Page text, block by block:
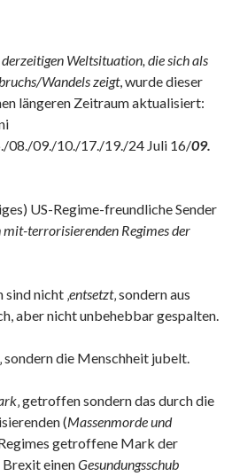
Weltsituation, die sich als
Wandels zeigt, wurde dieser
längeren Zeitraum aktualisiert:
08./09./10./17./19./24 Juli 16/09.
US-Regime-freundliche Sender
terrorisierenden Regimes der
nicht ‚entsetzt‚ sondern aus
aber nicht unbehebbar gespalten.
‚ sondern die Menschheit jubelt.
‚ getroffen sondern das durch die
(Massenmorde und
getroffene Mark der
einenGesundungsschub